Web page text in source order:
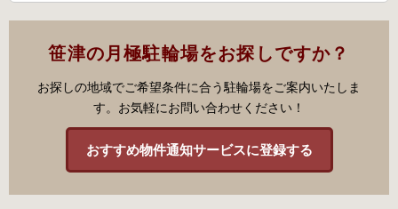
笹津の月極駐輪場をお探しですか？
お探しの地域でご希望条件に合う駐輪場をご案内いたしま
す。お気軽にお問い合わせください！
おすすめ物件通知サービスに登録する